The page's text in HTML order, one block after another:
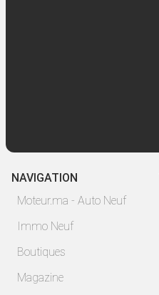
NAVIGATION
Moteur.ma - Auto Neuf
Immo Neuf
Boutiques
Magazine